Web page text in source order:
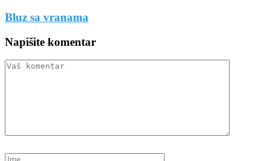
Bluz sa vranama
Napišite komentar